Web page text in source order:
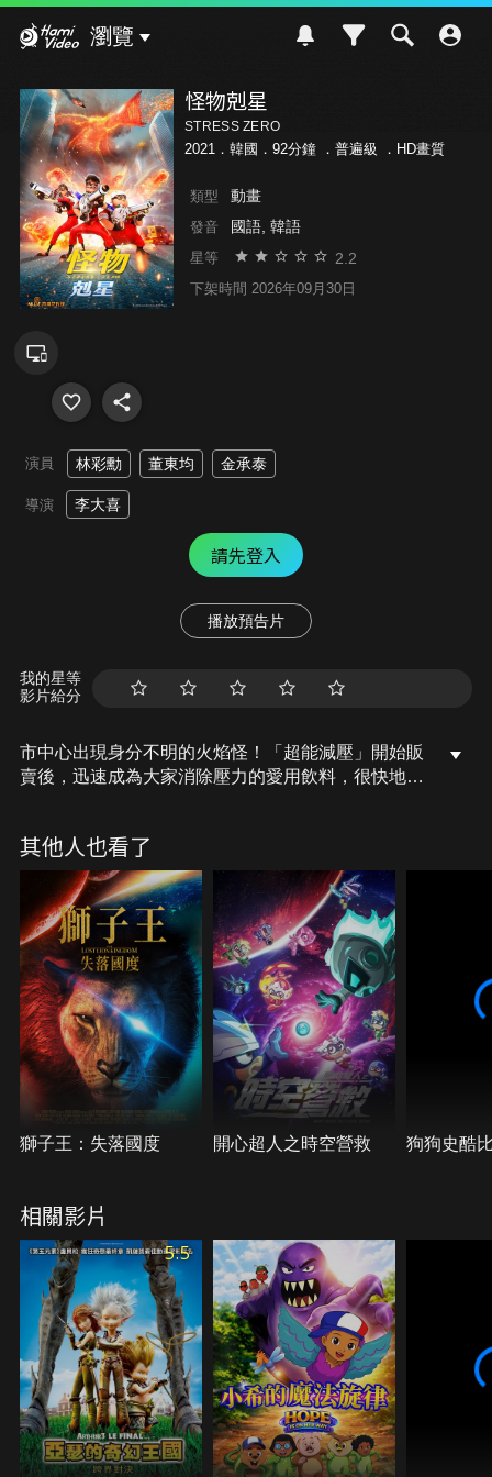
瀏覽
怪物剋星
STRESS ZERO
2021．韓國．92分鐘 ． 普遍級 ．HD畫質
類型 動畫
發音 國語, 韓語
星等 2.2
下架時間 2026年09月30日
演員 林彩勳 董東均 金承泰
導演 李大喜
請先登入
播放預告片
我的星等
影片給分
市中心出現身分不明的火焰怪！「超能減壓」開始販
賣後，迅速成為大家消除壓力的愛用飲料，很快地進
卻連水都無法制伏它。就在那一天，阿石因為火焰怪
而失去了他的工作，人們也開始活在恐懼之中，不知
火焰怪會何時、何地再次出現。「超能零壓特攻隊」
對抗火焰怪！阿石、鴕鳥和高博士三人是從認識開始
就形影不離的好朋友，這天他們為了高博士發明的新
款消除壓力的飲料「超能零壓」而在他的餐車見面。
然而此時他們被一直小小火焰怪給攻擊，在關鍵時
刻，阿石突然靈機一動，對著這隻怪物噴灑「超能零
壓」，發現這飲料有助於消除火焰怪！阿石說服其他
兩人一起組成特攻隊，三人穿上制服、戴上護目鏡，
為這都市撲滅一隻又一隻的火焰怪。
其他人也看了
獅子王：失落國度 開心超人之時空營救 狗狗史酷
相關影片
5.5